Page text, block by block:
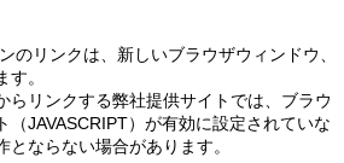
のリンクは、新しいブラウザウィンドウ、
す。
らリンクする弊社提供サイトでは、ブラウ
（JAVASCRIPT）が有効に設定されていな
ならない場合があります。